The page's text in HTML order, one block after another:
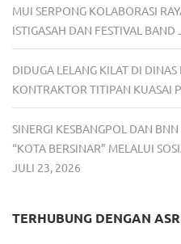
MUI SERPONG KOLABORASI
ISTIGASAH DAN FESTIVAL BAND
DIDUGA LELANG KILAT DI
KONTRAKTOR TITIPAN KUASAI
SINERGI KESBANGPOL DAN
“KOTA BERSINAR” MELALUI
JULI 23, 2026
TERHUBUNG DENGAN